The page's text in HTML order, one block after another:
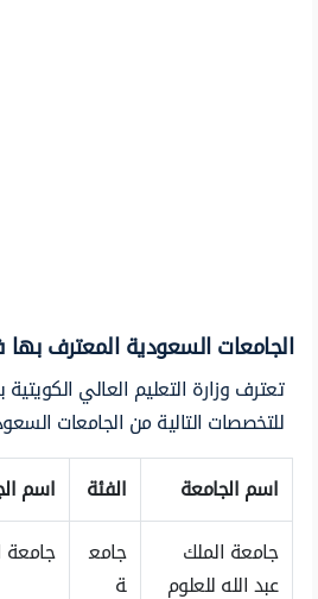
الجامعات السعودية المعترف
تعترف وزارة التعليم العالي الكويتية
للتخصصات التالية من الجامعات
اسم الجامعة
الفئة اسم
جامعة الملك
عبد الله للعلوم
جامع
ة
جامعة